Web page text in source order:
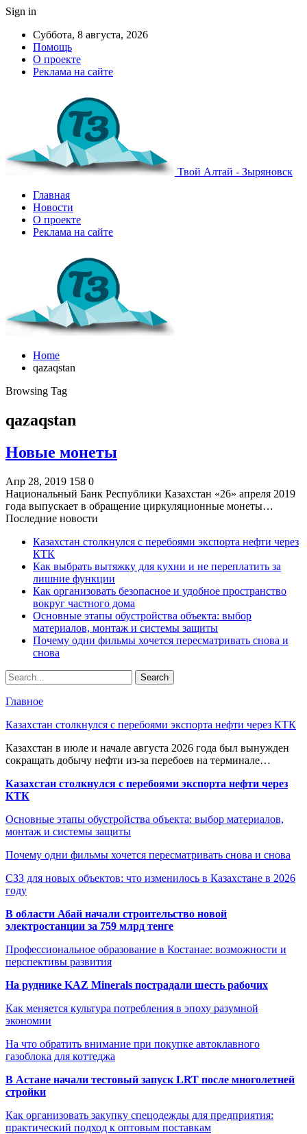
Sign in
Суббота, 8 августа, 2026
Помощь
О проекте
Реклама на сайте
Твой Алтай - Зыряновск
Главная
Новости
О проекте
Реклама на сайте
Home
qazaqstan
Browsing Tag
qazaqstan
Новые монеты
Апр 28, 2019 158 0
Национальный Банк Республики Казахстан «26» апреля 2019
года выпускает в обращение циркуляционные монеты…
Последние новости
Казахстан столкнулся с перебоями экспорта нефти через
КТК
Как выбрать вытяжку для кухни и не переплатить за
лишние функции
Как организовать безопасное и удобное пространство
вокруг частного дома
Основные этапы обустройства объекта: выбор
материалов, монтаж и системы защиты
Почему одни фильмы хочется пересматривать снова и
снова
Главное
Казахстан столкнулся с перебоями экспорта нефти через КТК
Казахстан в июле и начале августа 2026 года был вынужден
сокращать добычу нефти из-за перебоев на терминале…
Казахстан столкнулся с перебоями экспорта нефти через
КТК
Основные этапы обустройства объекта: выбор материалов,
монтаж и системы защиты
Почему одни фильмы хочется пересматривать снова и снова
СЗЗ для новых объектов: что изменилось в Казахстане в 2026
году
В области Абай начали строительство новой
электростанции за 759 млрд тенге
Профессиональное образование в Костанае: возможности и
перспективы развития
На руднике KAZ Minerals пострадали шесть рабочих
Как меняется культура потребления в эпоху разумной
экономии
На что обратить внимание при покупке автоклавного
газоблока для коттеджа
В Астане начали тестовый запуск LRT после многолетней
стройки
Как организовать закупку спецодежды для предприятия:
практический подход к оптовым поставкам